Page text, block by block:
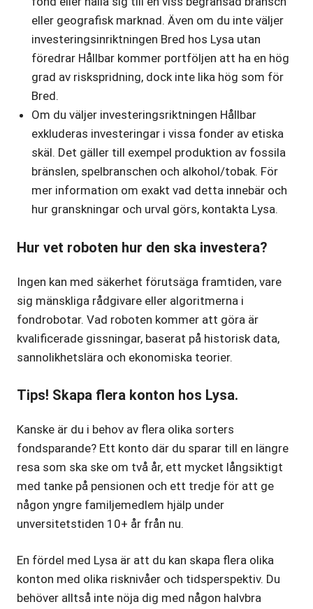
eller geografisk marknad. Även om du inte väljer
investeringsinriktningen Bred hos Lysa utan
föredrar Hållbar kommer portföljen att ha en hög
grad av riskspridning, dock inte lika hög som för
Bred.
Om du väljer investeringsriktningen Hållbar
exkluderas investeringar i vissa fonder av etiska
skäl. Det gäller till exempel produktion av fossila
bränslen, spelbranschen och alkohol/tobak. För
mer information om exakt vad detta innebär och
hur granskningar och urval görs, kontakta Lysa.
Hur vet roboten hur den ska investera?
Ingen kan med säkerhet förutsäga framtiden, vare
sig mänskliga rådgivare eller algoritmerna i
fondrobotar. Vad roboten kommer att göra är
kvalificerade gissningar, baserat på historisk data,
sannolikhetslära och ekonomiska teorier.
Tips! Skapa flera konton hos Lysa.
Kanske är du i behov av flera olika sorters
fondsparande? Ett konto där du sparar till en längre
resa som ska ske om två år, ett mycket långsiktigt
med tanke på pensionen och ett tredje för att ge
någon yngre familjemedlem hjälp under
unversitetstiden 10+ år från nu.
En fördel med Lysa är att du kan skapa flera olika
konton med olika risknivåer och tidsperspektiv. Du
behöver alltså inte nöja dig med någon halvbra